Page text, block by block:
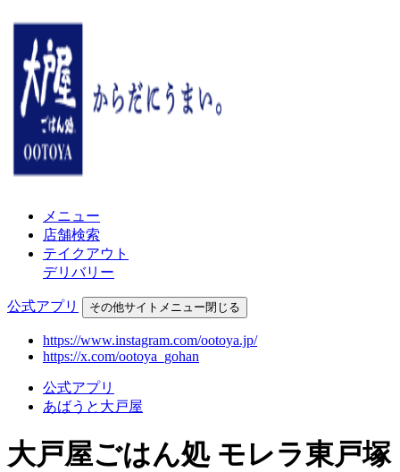
メニュー
店舗検索
テイクアウト
デリバリー
公式アプリ その他サイトメニュー閉じる
https://www.instagram.com/ootoya.jp/
https://x.com/ootoya_gohan
公式アプリ
あばうと大戸屋
大戸屋ごはん処 モレラ東戸塚